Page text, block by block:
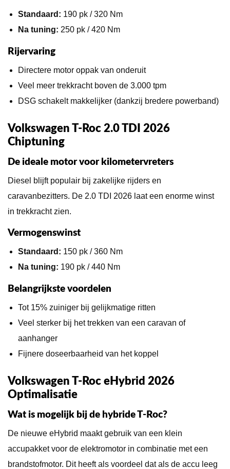
Standaard: 190 pk / 320 Nm
Na tuning: 250 pk / 420 Nm
Rijervaring
Directere motor oppak van onderuit
Veel meer trekkracht boven de 3.000 tpm
DSG schakelt makkelijker (dankzij bredere powerband)
Volkswagen T-Roc 2.0 TDI 2026
Chiptuning
De ideale motor voor kilometervreters
Diesel blijft populair bij zakelijke rijders en
caravanbezitters. De 2.0 TDI 2026 laat een enorme winst
in trekkracht zien.
Vermogenswinst
Standaard: 150 pk / 360 Nm
Na tuning: 190 pk / 440 Nm
Belangrijkste voordelen
Tot 15% zuiniger bij gelijkmatige ritten
Veel sterker bij het trekken van een caravan of
aanhanger
Fijnere doseerbaarheid van het koppel
Volkswagen T-Roc eHybrid 2026
Optimalisatie
Wat is mogelijk bij de hybride T-Roc?
De nieuwe eHybrid maakt gebruik van een klein
accupakket voor de elektromotor in combinatie met een
brandstofmotor. Dit heeft als voordeel dat als de accu leeg